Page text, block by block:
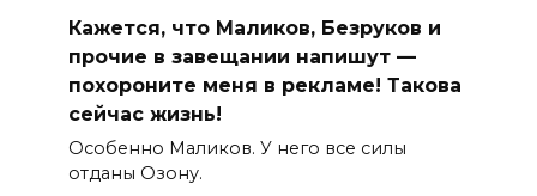
Кажется, что Маликов, Безруков и
прочие в завещании напишут —
похороните меня в рекламе! Такова
сейчас жизнь!
Особенно Маликов. У него все силы
отданы Озону.